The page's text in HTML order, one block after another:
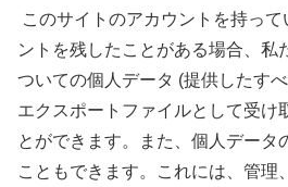
このサイトのアカウントを持っ
ントを残したことがある場合、私
ついての個人データ (提供したす
エクスポートファイルとして受け
とができます。また、個人データ
こともできます。これには、管理